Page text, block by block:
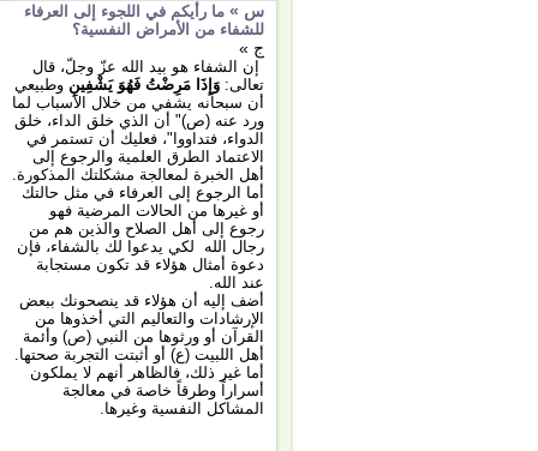
س » ما رأيكم في اللجوء إلى العرفاء
للشفاء من الأمراض النفسية؟
ج »
إن الشفاء هو بيد الله عزّ وجلّ، قال
تعالى: وَإِذَا مَرِضْتُ فَهُوَ يَشْفِينِ وطبيعي
أن سبحانه يشفي من خلال الأسباب لما
ورد عنه (ص)" أن الذي خلق الداء، خلق
الدواء، فتداووا"، فعليك أن تستمر في
الاعتماد الطرق العلمية والرجوع إلى
أهل الخبرة لمعالجة مشكلتك المذكورة.
أما الرجوع إلى العرفاء في مثل حالتك
أو غيرها من الحالات المرضية فهو
رجوع إلى أهل الصلاح والذين هم من
رجال الله لكي يدعوا لك بالشفاء، فإن
دعوة أمثال هؤلاء قد تكون مستجابة
عند الله.
أضف إليه أن هؤلاء قد ينصحونك ببعض
الإرشادات والتعاليم التي أخذوها من
القرآن أو ورثوها من النبي (ص) وأئمة
أهل اللبيت (ع) أو أثبتت التجربة صحتها.
أما غير ذلك، فالظاهر أنهم لا يملكون
أسراراً وطرقاً خاصة في معالجة
المشاكل النفسية وغيرها.